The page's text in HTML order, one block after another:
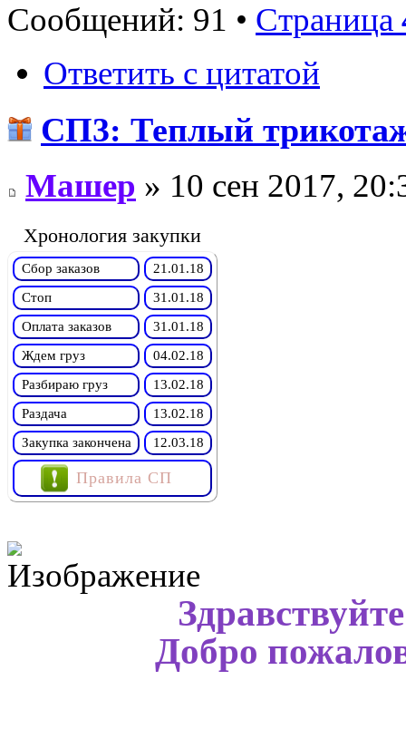
Сообщений: 91 • Страница
Ответить с цитатой
СП3: Теплый
Машер » 10 сен 2017,
Хронология закупки
Сбор заказов
21.01.18
Стоп
31.01.18
Оплата заказов
31.01.18
Ждем груз
04.02.18
Разбираю груз
13.02.18
Раздача
13.02.18
Закупка закончена
12.03.18
Правила СП
Добро